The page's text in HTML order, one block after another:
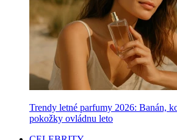
Trendy letné parfumy 2026: Banán,
pokožky ovládnu leto